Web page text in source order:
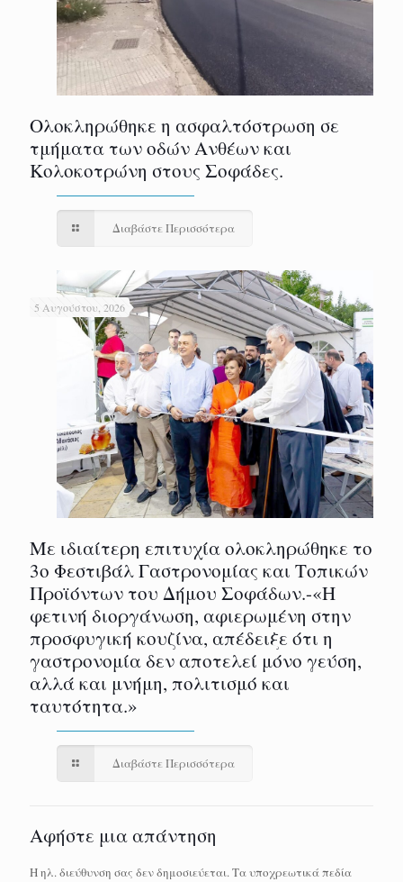
Ολοκληρώθηκε η ασφαλτόστρωση σε
τμήματα των οδών Ανθέων και
Κολοκοτρώνη στους Σοφάδες.
Διαβάστε Περισσότερα
5 Αυγούστου, 2026
Με ιδιαίτερη επιτυχία ολοκληρώθηκε το
3ο Φεστιβάλ Γαστρονομίας και Τοπικών
Προϊόντων του Δήμου Σοφάδων.-«Η
φετινή διοργάνωση, αφιερωμένη στην
προσφυγική κουζίνα, απέδειξε ότι η
γαστρονομία δεν αποτελεί μόνο γεύση,
αλλά και μνήμη, πολιτισμό και
ταυτότητα.»
Διαβάστε Περισσότερα
Αφήστε μια απάντηση
Η ηλ. διεύθυνση σας δεν δημοσιεύεται. Τα υποχρεωτικά πεδία